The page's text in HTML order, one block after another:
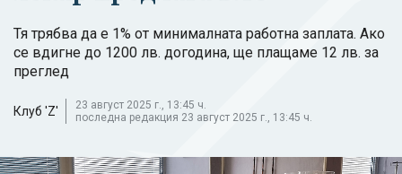
Тя трябва да е 1% от минималната работна заплата. Ако
се вдигне до 1200 лв. догодина, ще плащаме 12 лв. за
преглед
Клуб 'Z'
23 август 2025 г., 13:45 ч.
последна редакция 23 август 2025 г., 13:45 ч.